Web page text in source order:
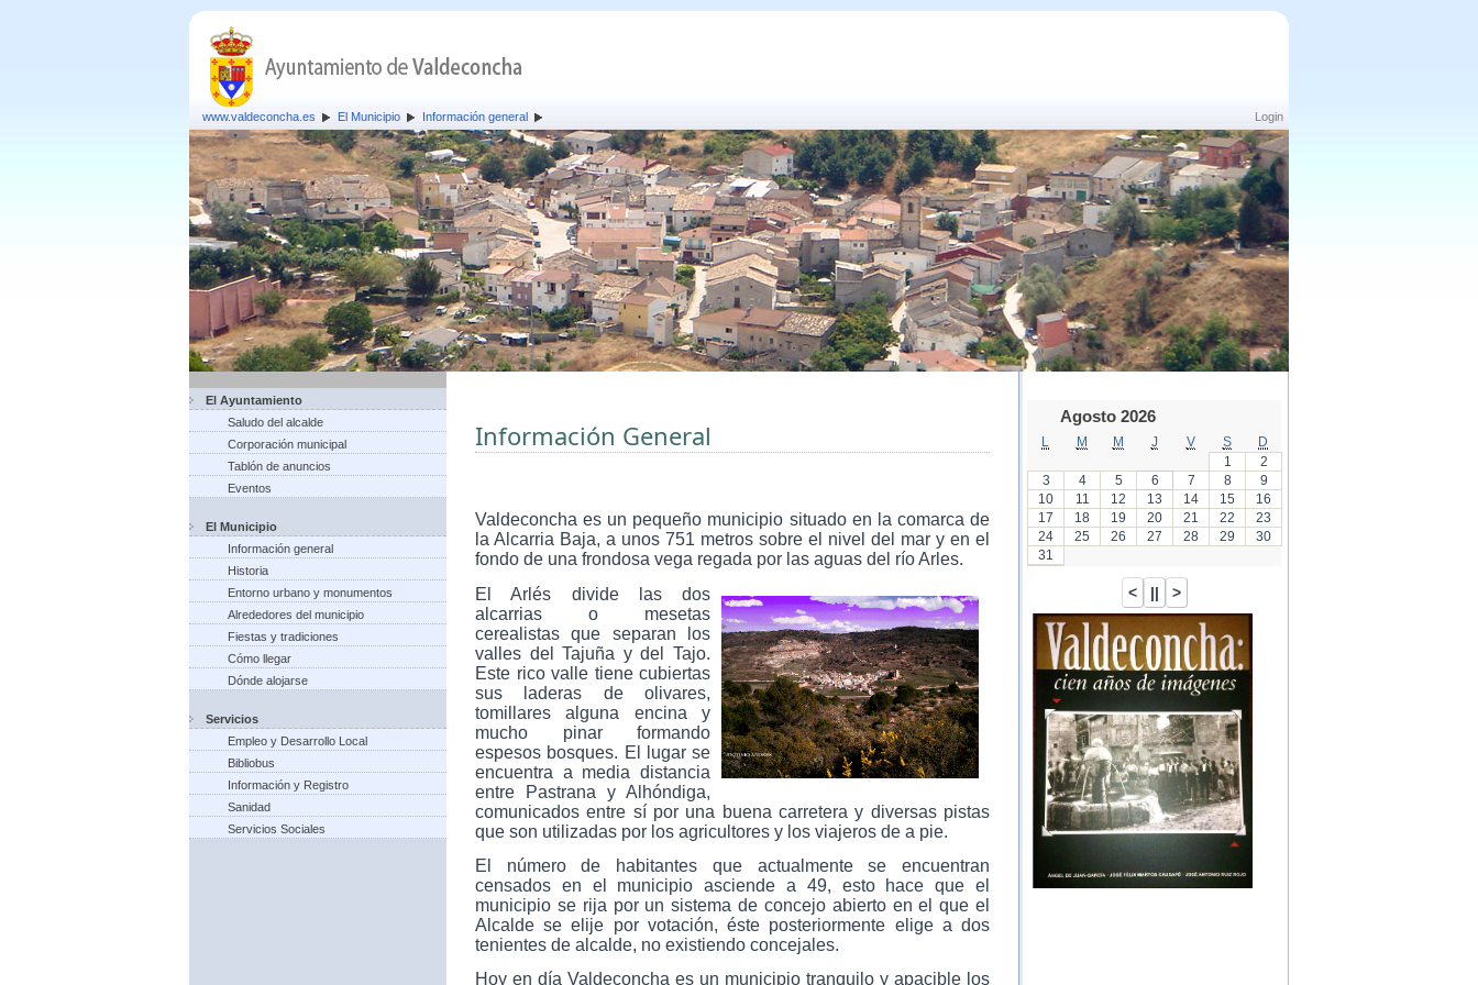
Login
www.valdeconcha.es El Municipio Información general
El Ayuntamiento
Saludo del alcalde
Corporación municipal
Tablón de anuncios
Eventos
El Municipio
Información general
Historia
Entorno urbano y monumentos
Alrededores del municipio
Fiestas y tradiciones
Cómo llegar
Dónde alojarse
Servicios
Empleo y Desarrollo Local
Bibliobus
Información y Registro
Sanidad
Servicios Sociales
Información General
Valdeconcha es un pequeño municipio situado en la comarca de
la Alcarria Baja, a unos 751 metros sobre el nivel del mar y en el
fondo de una frondosa vega regada por las aguas del río Arles.
El Arlés divide las dos
alcarrias o mesetas
cerealistas que separan los
valles del Tajuña y del Tajo.
Este rico valle tiene cubiertas
sus laderas de olivares,
tomillares alguna encina y
mucho pinar formando
espesos bosques. El lugar se
encuentra a media distancia
entre Pastrana y Alhóndiga,
comunicados entre sí por una buena carretera y diversas pistas
que son utilizadas por los agricultores y los viajeros de a pie.
El número de habitantes que actualmente se encuentran
censados en el municipio asciende a 49, esto hace que el
municipio se rija por un sistema de concejo abierto en el que el
Alcalde se elije por votación, éste posteriormente elige a dos
tenientes de alcalde, no existiendo concejales.
Hoy en día Valdeconcha es un municipio tranquilo y apacible los
Agosto 2026
M M J V S
D
1
2
3
4 5 6 7 8
9
10
11 12 13 14 15
16
17
18 19 20 21 22
23
24
25 26 27 28 29
30
31